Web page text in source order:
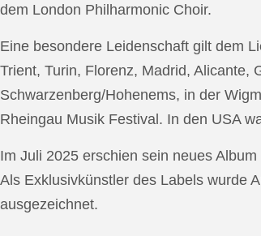
dem London Philharmonic Choir.
Eine besondere Leidenschaft gilt dem
Trient, Turin, Florenz, Madrid, Alicante,
Schwarzenberg/Hohenems, in der
Rheingau Musik Festival. In den USA
Im Juli 2025 erschien sein neues
Als Exklusivkünstler des Labels wurde
ausgezeichnet.